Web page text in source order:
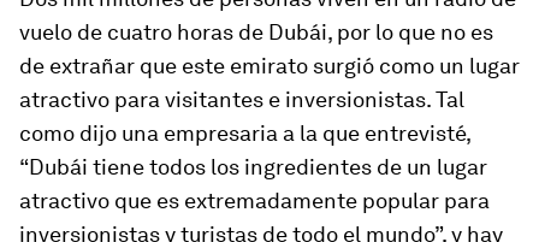
vuelo de cuatro horas de Dubái, por lo que no es
de extrañar que este emirato surgió como un lugar
atractivo para visitantes e inversionistas. Tal
como dijo una empresaria a la que entrevisté,
“Dubái tiene todos los ingredientes de un lugar
atractivo que es extremadamente popular para
inversionistas y turistas de todo el mundo”, y hay